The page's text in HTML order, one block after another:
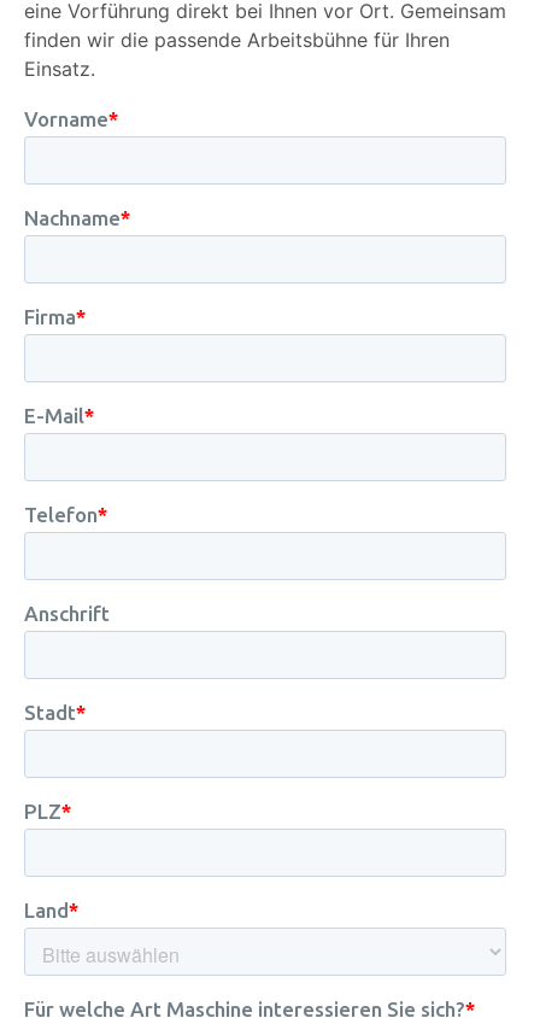
eine Vorführung direkt bei Ihnen vor Ort. Gemeinsam
finden wir die passende Arbeitsbühne für Ihren
Einsatz.